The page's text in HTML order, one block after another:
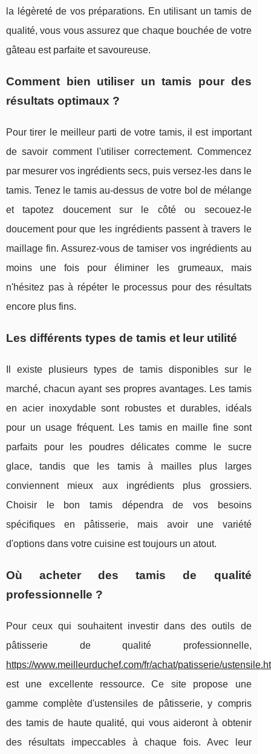
la légèreté de vos préparations. En utilisant un tamis de
qualité, vous vous assurez que chaque bouchée de votre
gâteau est parfaite et savoureuse.
Comment bien utiliser un tamis pour des
résultats optimaux ?
Pour tirer le meilleur parti de votre tamis, il est important
de savoir comment l'utiliser correctement. Commencez
par mesurer vos ingrédients secs, puis versez-les dans le
tamis. Tenez le tamis au-dessus de votre bol de mélange
et tapotez doucement sur le côté ou secouez-le
doucement pour que les ingrédients passent à travers le
maillage fin. Assurez-vous de tamiser vos ingrédients au
moins une fois pour éliminer les grumeaux, mais
n'hésitez pas à répéter le processus pour des résultats
encore plus fins.
Les différents types de tamis et leur utilité
Il existe plusieurs types de tamis disponibles sur le
marché, chacun ayant ses propres avantages. Les tamis
en acier inoxydable sont robustes et durables, idéals
pour un usage fréquent. Les tamis en maille fine sont
parfaits pour les poudres délicates comme le sucre
glace, tandis que les tamis à mailles plus larges
conviennent mieux aux ingrédients plus grossiers.
Choisir le bon tamis dépendra de vos besoins
spécifiques en pâtisserie, mais avoir une variété
d'options dans votre cuisine est toujours un atout.
Où acheter des tamis de qualité
professionnelle ?
Pour ceux qui souhaitent investir dans des outils de
pâtisserie de qualité professionnelle,
https://www.meilleurduchef.com/fr/achat/patisserie/
est une excellente ressource. Ce site propose une
gamme complète d'ustensiles de pâtisserie, y compris
des tamis de haute qualité, qui vous aideront à obtenir
des résultats impeccables à chaque fois. Avec leur